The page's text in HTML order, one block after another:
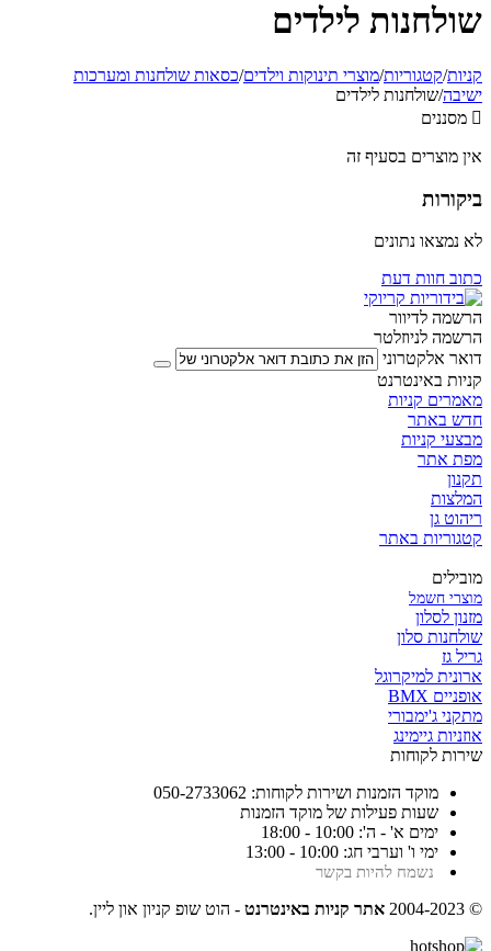
שולחנות לילדים
קניות/קטגוריות/מוצרי תינוקות וילדים/כסאות שולחנות ומערכות
ישיבה/שולחנות לילדים
 מסננים
אין מוצרים בסעיף זה
ביקורות
לא נמצאו נתונים
כתוב חוות דעת
הרשמה לדיוור
הרשמה לניוזלטר
דואר אלקטרוני
קניות באינטרנט
מאמרים קניות
חדש באתר
מבצעי קניות
מפת אתר
תקנון
המלצות
ריהוט גן
קטגוריות באתר
מובילים
מוצרי חשמל
מזנון לסלון
שולחנות סלון
גריל גז
ארונית למיקרוגל
אופניים BMX
מתקני ג'ימבורי
אוזניות גיימינג
שירות לקוחות
מוקד הזמנות ושירות לקוחות: 050-2733062
שעות פעילות של מוקד הזמנות
ימים א' - ה': 10:00 - 18:00
ימי ו' וערבי חג: 10:00 - 13:00
נשמח להיות בקשר
© 2004-2023 אתר קניות באינטרנט - הוט שופ קניון און ליין.